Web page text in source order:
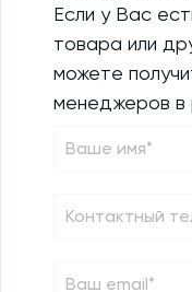
Если у Вас
товара или
можете
менеджеров в